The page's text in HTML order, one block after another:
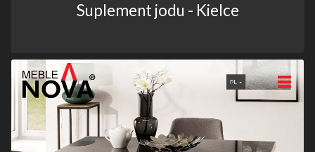
Suplement jodu - Kielce